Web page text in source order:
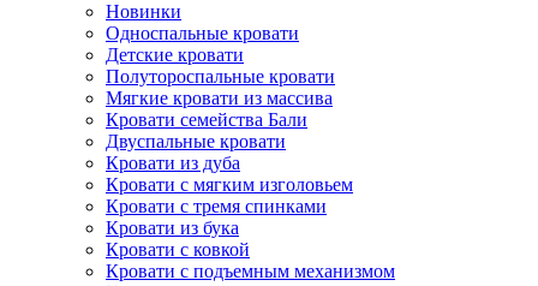
Новинки
Односпальные кровати
Детские кровати
Полутороспальные кровати
Мягкие кровати из массива
Кровати семейства Бали
Двуспальные кровати
Кровати из дуба
Кровати с мягким изголовьем
Кровати с тремя спинками
Кровати из бука
Кровати с ковкой
Кровати с подъемным механизмом